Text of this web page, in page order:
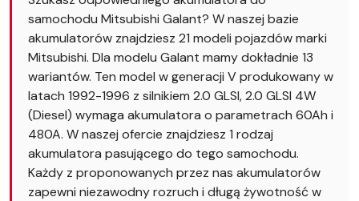
samochodu Mitsubishi Galant? W naszej bazie
akumulatorów znajdziesz 21 modeli pojazdów marki
Mitsubishi. Dla modelu Galant mamy dokładnie 13
wariantów. Ten model w generacji V produkowany w
latach 1992-1996 z silnikiem 2.0 GLSI, 2.0 GLSI 4W
(Diesel) wymaga akumulatora o parametrach 60Ah i
480A. W naszej ofercie znajdziesz 1 rodzaj
akumulatora pasującego do tego samochodu.
Każdy z proponowanych przez nas akumulatorów
zapewni niezawodny rozruch i długą żywotność w